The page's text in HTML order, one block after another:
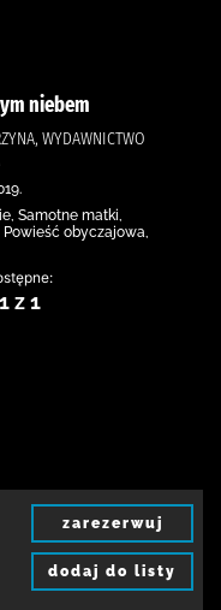
niebem
WYDAWNICTWO
Samotne matki,
Powieść obyczajowa,
1 z 1
zarezerwuj
dodaj do listy